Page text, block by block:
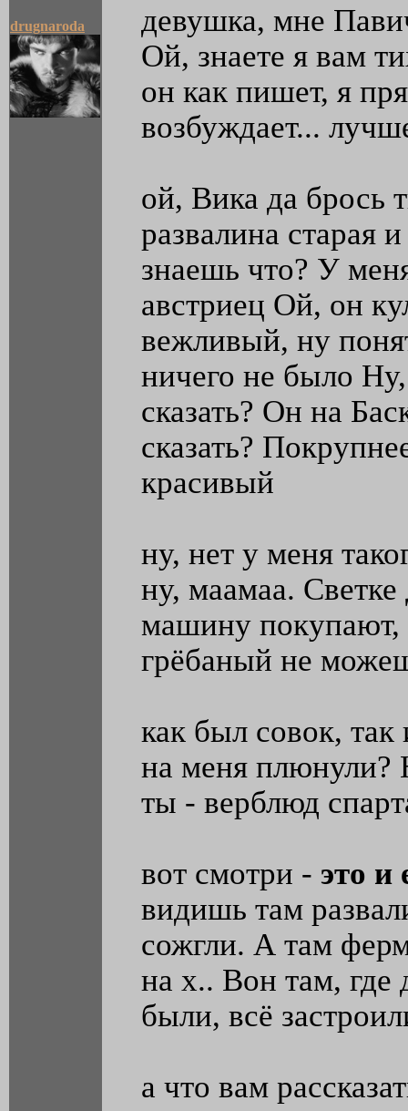
drugnaroda
девушка, мне
Ой, знаете я вам
он как пишет, я
возбуждает...
ой, Вика да брось
развалина старая
знаешь что? У
австриец Ой, он
вежливый, ну
ничего не было
сказать? Он на
сказать?
красивый
ну, нет у меня
ну, маамаа.
машину покупают,
грёбаный не
как был совок,
на меня плюнули?
ты - верблюд
вот смотри - это и
видишь там
сожгли. А там
на х.. Вон там, где
были, всё
а что вам